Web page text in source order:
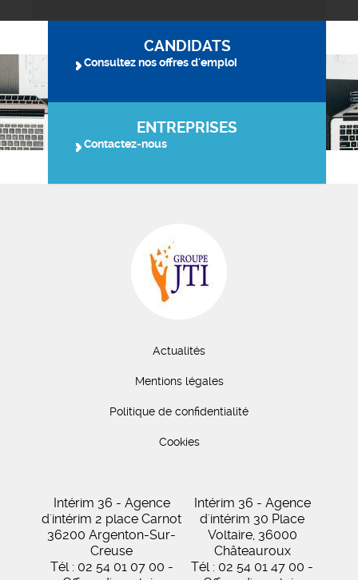
CANDIDATS
Consultez nos offres d'emploi
ENTREPRISES
Contactez-nous
Actualités
Mentions légales
Politique de confidentialité
Cookies
Intérim 36 - Agence
d'intérim 2 place Carnot
36200 Argenton-Sur-
Creuse
Tél : 02 54 01 07 00 -
Intérim 36 - Agence
d'intérim 30 Place
Voltaire, 36000
Châteauroux
Tél : 02 54 01 47 00 -